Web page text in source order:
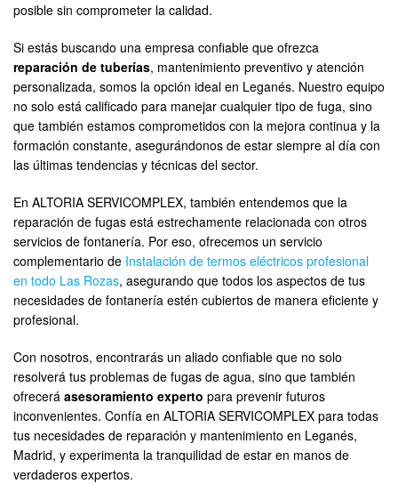
posible sin comprometer la calidad.
Si estás buscando una empresa confiable que ofrezca
reparación de tuberías, mantenimiento preventivo y atención
personalizada, somos la opción ideal en Leganés. Nuestro equipo
no solo está calificado para manejar cualquier tipo de fuga, sino
que también estamos comprometidos con la mejora continua y la
formación constante, asegurándonos de estar siempre al día con
las últimas tendencias y técnicas del sector.
En ALTORIA SERVICOMPLEX, también entendemos que la
reparación de fugas está estrechamente relacionada con otros
servicios de fontanería. Por eso, ofrecemos un servicio
complementario de Instalación de termos eléctricos profesional
en todo Las Rozas, asegurando que todos los aspectos de tus
necesidades de fontanería estén cubiertos de manera eficiente y
profesional.
Con nosotros, encontrarás un aliado confiable que no solo
resolverá tus problemas de fugas de agua, sino que también
ofrecerá asesoramiento experto para prevenir futuros
inconvenientes. Confía en ALTORIA SERVICOMPLEX para todas
tus necesidades de reparación y mantenimiento en Leganés,
Madrid, y experimenta la tranquilidad de estar en manos de
verdaderos expertos.